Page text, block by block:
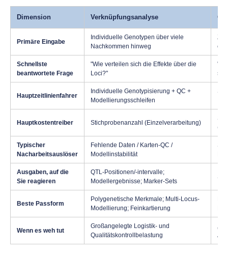
Dimension Verknüpfungsanalyse
Primäre Eingabe
Individuelle Genotypen über viele
Nachkommen hinweg
Schnellste
beantwortete Frage
"Wie verteilen sich die Effekte über die
Loci?"
Hauptzeitlinienfahrer
Individuelle Genotypisierung + QC +
Modellierungsschleifen
Hauptkostentreiber Stichprobenanzahl (Einzelverarbeitung)
Typischer
Nacharbeitsauslöser
Fehlende Daten / Karten-QC /
Modellinstabilität
Ausgaben, auf die
Sie reagieren
QTL-Positionen/-intervalle;
Modellergebnisse; Marker-Sets
Beste Passform
Polygenetische Merkmale; Multi-Locus-
Modellierung; Feinkartierung
Wenn es weh tut
Großangelegte Logistik- und
Qualitätskontrollbelastung